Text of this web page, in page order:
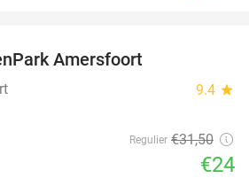
Amersfoort
9.4 star
Regulier €31,50
€24